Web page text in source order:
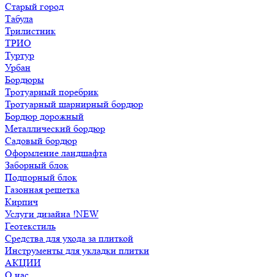
Старый город
Табула
Трилистник
ТРИО
Туртур
Урбан
Бордюры
Тротуарный поребрик
Тротуарный шарнирный бордюр
Бордюр дорожный
Металлический бордюр
Садовый бордюр
Оформление ландшафта
Заборный блок
Подпорный блок
Газонная решетка
Кирпич
Услуги дизайна !NEW
Геотекстиль
Средства для ухода за плиткой
Инструменты для укладки плитки
АКЦИИ